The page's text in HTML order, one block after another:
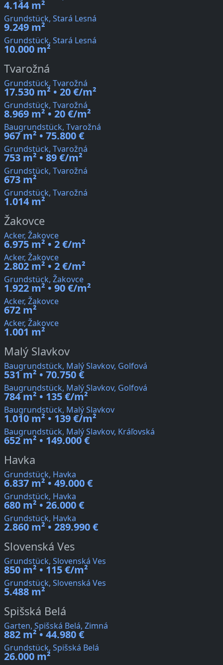
4.144 m²
Grundstück, Stará Lesná
9.249 m²
Grundstück, Stará Lesná
10.000 m²
Tvarožná
Grundstück, Tvarožná
17.530 m² • 20 €/m²
Grundstück, Tvarožná
8.969 m² • 20 €/m²
Baugrundstück, Tvarožná
967 m² • 75.800 €
Grundstück, Tvarožná
753 m² • 89 €/m²
Grundstück, Tvarožná
673 m²
Grundstück, Tvarožná
1.014 m²
Žakovce
Acker, Žakovce
6.975 m² • 2 €/m²
Acker, Žakovce
2.802 m² • 2 €/m²
Grundstück, Žakovce
1.922 m² • 90 €/m²
Acker, Žakovce
672 m²
Acker, Žakovce
1.001 m²
Malý Slavkov
Baugrundstück, Malý Slavkov, Golfová
531 m² • 70.750 €
Baugrundstück, Malý Slavkov, Golfová
784 m² • 135 €/m²
Baugrundstück, Malý Slavkov
1.010 m² • 139 €/m²
Baugrundstück, Malý Slavkov, Kráľovská
652 m² • 149.000 €
Havka
Grundstück, Havka
6.837 m² • 49.000 €
Grundstück, Havka
680 m² • 26.000 €
Grundstück, Havka
2.860 m² • 289.990 €
Slovenská Ves
Grundstück, Slovenská Ves
850 m² • 115 €/m²
Grundstück, Slovenská Ves
5.488 m²
Spišská Belá
Garten, Spišská Belá, Zimná
882 m² • 44.980 €
Grundstück, Spišská Belá
26.000 m²